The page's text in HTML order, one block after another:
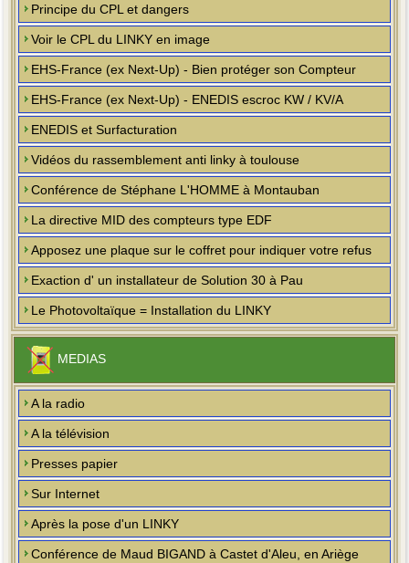
Principe du CPL et dangers
Voir le CPL du LINKY en image
EHS-France (ex Next-Up) - Bien protéger son Compteur
EHS-France (ex Next-Up) - ENEDIS escroc KW / KV/A
ENEDIS et Surfacturation
Vidéos du rassemblement anti linky à toulouse
Conférence de Stéphane L'HOMME à Montauban
La directive MID des compteurs type EDF
Apposez une plaque sur le coffret pour indiquer votre refus
Exaction d' un installateur de Solution 30 à Pau
Le Photovoltaïque = Installation du LINKY
MEDIAS
A la radio
A la télévision
Presses papier
Sur Internet
Après la pose d'un LINKY
Conférence de Maud BIGAND à Castet d'Aleu, en Ariège